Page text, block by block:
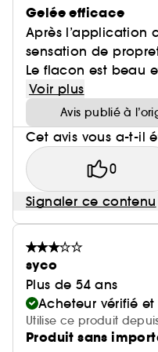
Gelée efficace
Après l’application
sensation de
Le flacon est beau
Voir plus
Avis publié à
Cet avis vous a-t-il
0
Signaler ce contenu
syco
Plus de 54 ans
Acheteur vérifié
Utilise ce produit
Produit sans